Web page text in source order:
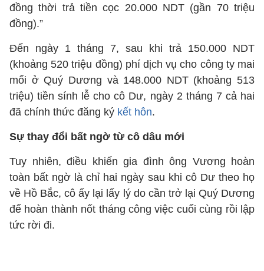
đồng thời trả tiền cọc 20.000 NDT (gần 70 triệu
đồng).”
Đến ngày 1 tháng 7, sau khi trả 150.000 NDT
(khoảng 520 triệu đồng) phí dịch vụ cho công ty mai
mối ở Quý Dương và 148.000 NDT (khoảng 513
triệu) tiền sính lễ cho cô Dư, ngày 2 tháng 7 cả hai
đã chính thức đăng ký kết hôn.
Sự thay đổi bất ngờ từ cô dâu mới
Tuy nhiên, điều khiến gia đình ông Vương hoàn
toàn bất ngờ là chỉ hai ngày sau khi cô Dư theo họ
về Hồ Bắc, cô ấy lại lấy lý do cần trở lại Quý Dương
để hoàn thành nốt tháng công việc cuối cùng rồi lập
tức rời đi.